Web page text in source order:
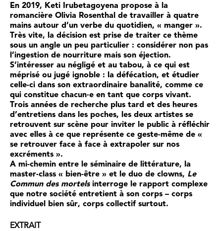
En 2019, Keti Irubetagoyena propose à la
romancière Olivia Rosenthal de travailler à quatre
mains autour d’un verbe du quotidien, « manger ».
Très vite, la décision est prise de traiter ce thème
sous un angle un peu particulier : considérer non pas
l’ingestion de nourriture mais son éjection.
S’intéresser au négligé et au tabou, à ce qui est
méprisé ou jugé ignoble : la défécation, et étudier
celle-ci dans son extraordinaire banalité, comme ce
qui constitue chacun·e en tant que corps vivant.
Trois années de recherche plus tard et des heures
d’entretiens dans les poches, les deux artistes se
retrouvent sur scène pour inviter le public à réfléchir
avec elles à ce que représente ce geste-même de «
se retrouver face à face à extrapoler sur nos
excréments ».
A mi-chemin entre le séminaire de littérature, la
master-class « bien-être » et le duo de clowns, Le
Commun des mortelsinterroge le rapport complexe
que notre société entretient à son corps – corps
individuel bien sûr, corps collectif surtout.
EXTRAIT